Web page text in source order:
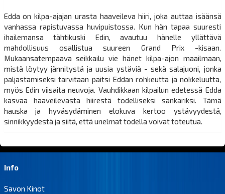
Edda on kilpa-ajajan urasta haaveileva hiiri, joka auttaa isäänsä
vanhassa rapistuvassa huvipuistossa. Kun hän tapaa suuresti
ihailemansa tähtikuski Edin, avautuu hänelle yllättävä
mahdollisuus osallistua suureen Grand Prix -kisaan.
Mukaansatempaava seikkailu vie hänet kilpa-ajon maailmaan,
mistä löytyy jännitystä ja uusia ystäviä - sekä salajuoni, jonka
paljastamiseksi tarvitaan paitsi Eddan rohkeutta ja nokkeluutta,
myös Edin viisaita neuvoja. Vauhdikkaan kilpailun edetessä Edda
kasvaa haaveilevasta hiirestä todelliseksi sankariksi. Tämä
hauska ja hyväsydäminen elokuva kertoo ystävyydestä,
sinnikkyydestä ja siitä, että unelmat todella voivat toteutua.
Info
Savon Kinot